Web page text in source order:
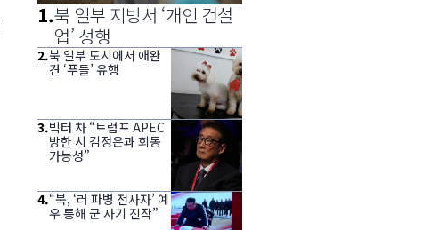
1.북 일부 지방서 ‘개인 건설
업’ 성행
2.북 일부 도시에서 애완
견 ‘푸들’ 유행
3.빅터 차 “트럼프 APEC
방한 시 김정은과 회동
가능성”
4.“북, ‘러 파병 전사자’ 예
우 통해 군 사기 진작”